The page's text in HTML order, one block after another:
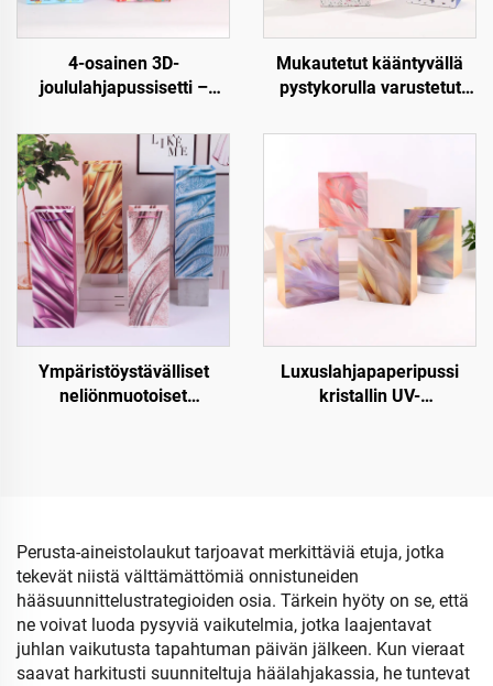
4-osainen 3D-
joululahjapussisetti –
vähittäiskauppaan ja
lahjoitukseen
Mukautetut kääntyvällä
pystykorulla varustetut
Luxus, uudellen
mukautettavat
Ympäristöystävälliset
neliönmuotoiset
Luxuslahjapaperipussi
kristallin UV-
Perusta-aineistolaukut tarjoavat merkittäviä etuja, jotka
tekevät niistä välttämättömiä onnistuneiden
hääsuunnittelustrategioiden osia. Tärkein hyöty on se, että
ne voivat luoda pysyviä vaikutelmia, jotka laajentavat
juhlan vaikutusta tapahtuman päivän jälkeen. Kun vieraat
saavat harkitusti suunniteltuja häälahjakassia, he tuntevat